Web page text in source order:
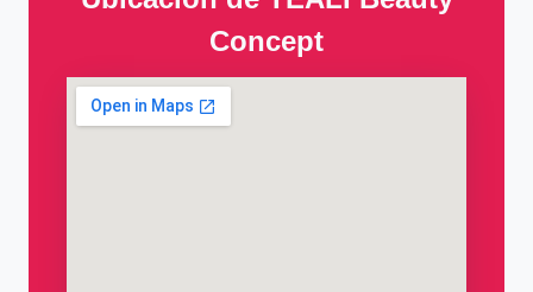
Concept